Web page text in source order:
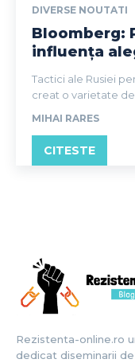
DIVERSE NOUTATI
Bloomberg:
influența
Tactici ale Rusiei
creat o varietate de
MIHAI RARES
CITESTE
Rezistenta-online.ro
dedicat diseminarii